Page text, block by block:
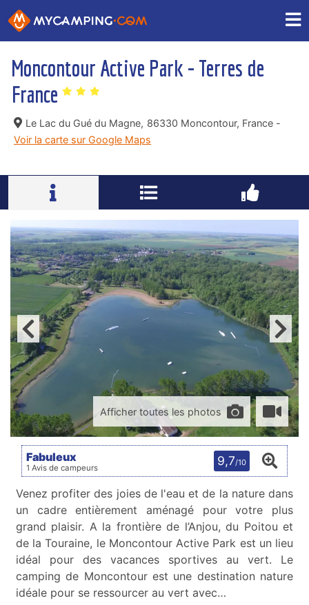
Moncontour Active Park - Terres de
France
Le Lac du Gué du Magne, 86330 Moncontour, France -
Voir la carte sur Google Maps
Afficher toutes les photos
Fabuleux
1 Avis de campeurs 9,7/10
Venez profiter des joies de l'eau et de la nature dans
un cadre entièrement aménagé pour votre plus
grand plaisir. A la frontière de l’Anjou, du Poitou et
de la Touraine, le Moncontour Active Park est un lieu
idéal pour des vacances sportives au vert. Le
camping de Moncontour est une destination nature
idéale pour se ressourcer au vert avec…